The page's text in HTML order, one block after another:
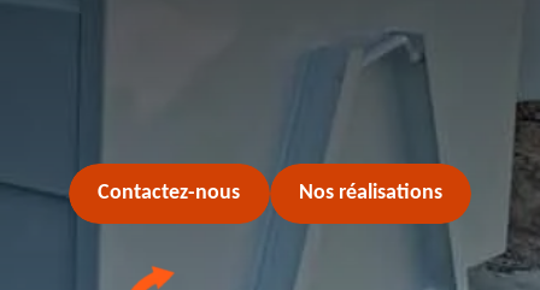
Contactez-nous Nos réalisations